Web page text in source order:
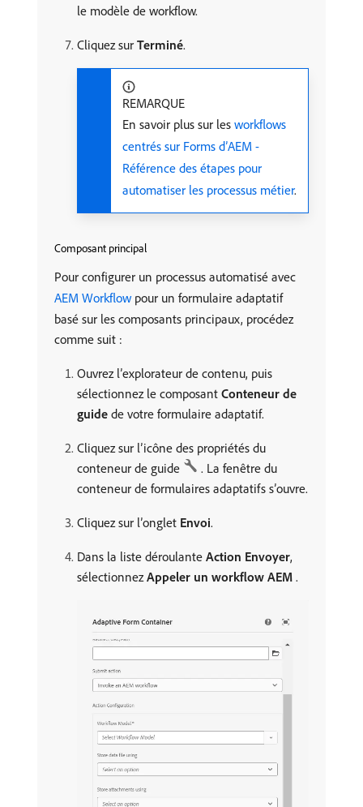
le modèle de workflow.
Cliquez sur Terminé.
REMARQUE
En savoir plus sur les workflows
centrés sur Forms d’AEM -
Référence des étapes pour
automatiser les processus métier.
Composant principal
Pour configurer un processus automatisé avec
AEM Workflow pour un formulaire adaptatif
basé sur les composants principaux, procédez
comme suit :
Ouvrez l’explorateur de contenu, puis
sélectionnez le composant Conteneur de
guide de votre formulaire adaptatif.
Cliquez sur l’icône des propriétés du
conteneur de guide
. La fenêtre du
conteneur de formulaires adaptatifs s’ouvre.
Cliquez sur l’onglet Envoi.
Dans la liste déroulante Action Envoyer,
sélectionnez Appeler un workflow AEM .